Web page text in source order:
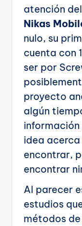
atención
Nikas
nulo, su
cuenta con
ser por
proyecto
algún
información
idea
encontrar,
encontrar
Al parecer
estudios
métodos